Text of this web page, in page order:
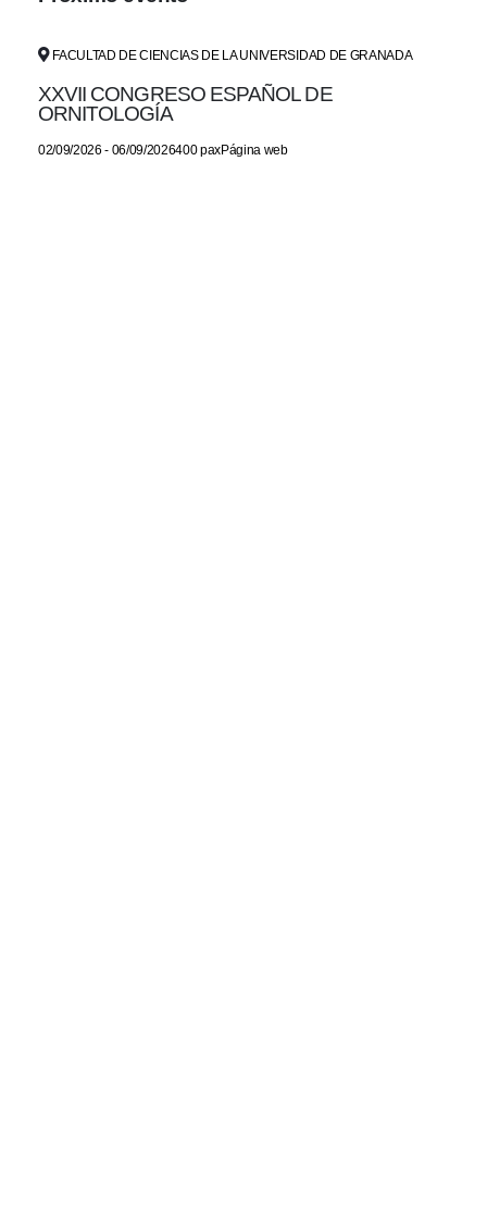
FACULTAD DE CIENCIAS DE LA UNIVERSIDAD DE GRANADA
XXVII CONGRESO ESPAÑOL DE
ORNITOLOGÍA
02/09/2026 - 06/09/2026400 paxPágina web